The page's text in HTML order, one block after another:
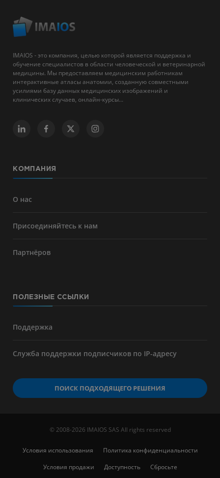
IMAIOS - это компания, целью которой является поддержка и
обучение специалистов в области человеческой и ветеринарной
медицины. Мы предоставляем медицинским работникам
интерактивные атласы анатомии, созданную совместными
усилиями базу данных медицинских изображений и
клинических случаев, онлайн-курсы...
КОМПАНИЯ
О нас
Присоединяйтесь к нам
Партнёров
ПОЛЕЗНЫЕ ССЫЛКИ
Поддержка
Служба поддержки подписчиков по IP-адресу
ПОИСК ПОДХОДЯЩЕГО РЕШЕНИЯ
© 2008-2026 IMAIOS SAS All rights reserved
Условия использования
Политика конфиденциальности
Условия продажи
Доступность Сбросьте